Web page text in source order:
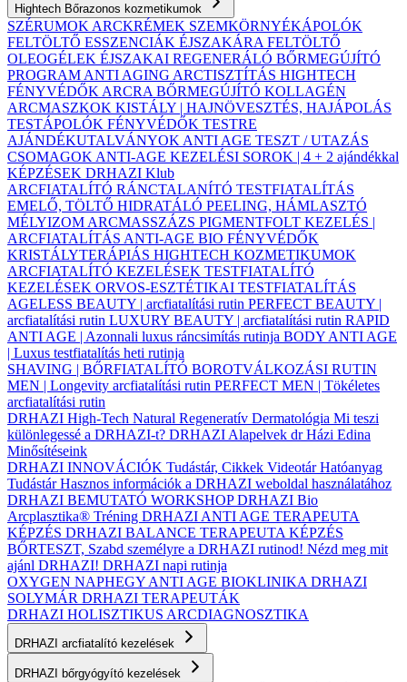
Hightech Bőrazonos kozmetikumok
SZÉRUMOK ARCKRÉMEK SZEMKÖRNYÉKÁPOLÓK
FELTÖLTŐ ESSZENCIÁK ÉJSZAKÁRA FELTÖLTŐ
OLEOGÉLEK ÉJSZAKAI REGENERÁLÓ BŐRMEGÚJÍTÓ
PROGRAM ANTI AGING ARCTISZTÍTÁS HIGHTECH
FÉNYVÉDŐK ARCRA BŐRMEGÚJÍTÓ KOLLAGÉN
ARCMASZKOK KISTÁLY | HAJNÖVESZTÉS, HAJÁPOLÁS
TESTÁPOLÓK FÉNYVÉDŐK TESTRE
AJÁNDÉKUTALVÁNYOK ANTI AGE TESZT / UTAZÁS
CSOMAGOK ANTI-AGE KEZELÉSI SOROK | 4 + 2 ajándékkal
KÉPZÉSEK DRHAZI Klub
ARCFIATALÍTÓ RÁNCTALANÍTÓ TESTFIATALÍTÁS
EMELŐ, TÖLTŐ HIDRATÁLÓ PEELING, HÁMLASZTÓ
MÉLYIZOM ARCMASSZÁZS PIGMENTFOLT KEZELÉS |
ARCFIATALÍTÁS ANTI-AGE BIO FÉNYVÉDŐK
KRISTÁLYTERÁPIÁS HIGHTECH KOZMETIKUMOK
ARCFIATALÍTÓ KEZELÉSEK TESTFIATALÍTÓ
KEZELÉSEK ORVOS-ESZTÉTIKAI TESTFIATALÍTÁS
AGELESS BEAUTY | arcfiatalítási rutin PERFECT BEAUTY |
arcfiatalítási rutin LUXURY BEAUTY | arcfiatalítási rutin RAPID
ANTI AGE | Azonnali luxus ráncsimítás rutinja BODY ANTI AGE
| Luxus testfiatalítás heti rutinja
SHAVING | BŐRFIATALÍTÓ BOROTVÁLKOZÁSI RUTIN
MEN | Longevity arcfiatalítási rutin PERFECT MEN | Tökéletes
arcfiatalítási rutin
DRHAZI High-Tech Natural Regeneratív Dermatológia Mi teszi
különlegessé a DRHAZI-t? DRHAZI Alapelvek dr Házi Edina
Minősítéseink
DRHAZI INNOVÁCIÓK Tudástár, Cikkek VideotárHatóanyag
TudástárHasznos információk a DRHAZI weboldal használatához
DRHAZI BEMUTATÓ WORKSHOPDRHAZI Bio
Arcplasztika® Tréning DRHAZI ANTI AGE TERAPEUTA
KÉPZÉS DRHAZI BALANCE TERAPEUTA KÉPZÉS
BŐRTESZT, Szabd személyre a DRHAZI rutinod! Nézd meg mit
ajánl DRHAZI! DRHAZI napi rutinja
OXYGEN NAPHEGY ANTI AGE BIOKLINIKA DRHAZI
SOLYMÁR DRHAZI TERAPEUTÁK
DRHAZI HOLISZTIKUS ARCDIAGNOSZTIKA
DRHAZI arcfiatalító kezelések
DRHAZI bőrgyógyító kezelések